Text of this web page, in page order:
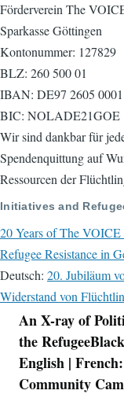
Förderverein The
Sparkasse Göttingen
Kontonummer: 127829
BLZ: 260 500 01
IBAN: DE97 2605
BIC: NOLADE21GOE
Wir sind dankbar für
Spendenquittung auf
Ressourcen der
Initiatives and
20 Years of The
Refugee Resistance in
Deutsch: 20. Jubiläum
Widerstand von
Navigation
An X-ray of
the
English |
Community